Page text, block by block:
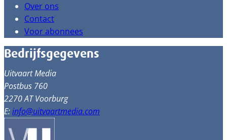
Over ons
Contact
Voor abonnees
Bedrijfsgegevens
Uitvaart Media
Postbus 760
2270 AT Voorburg
E:info@uitvaartmedia.com